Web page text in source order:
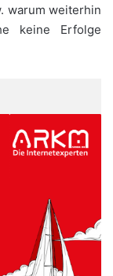
warum weiterhin
keine Erfolge